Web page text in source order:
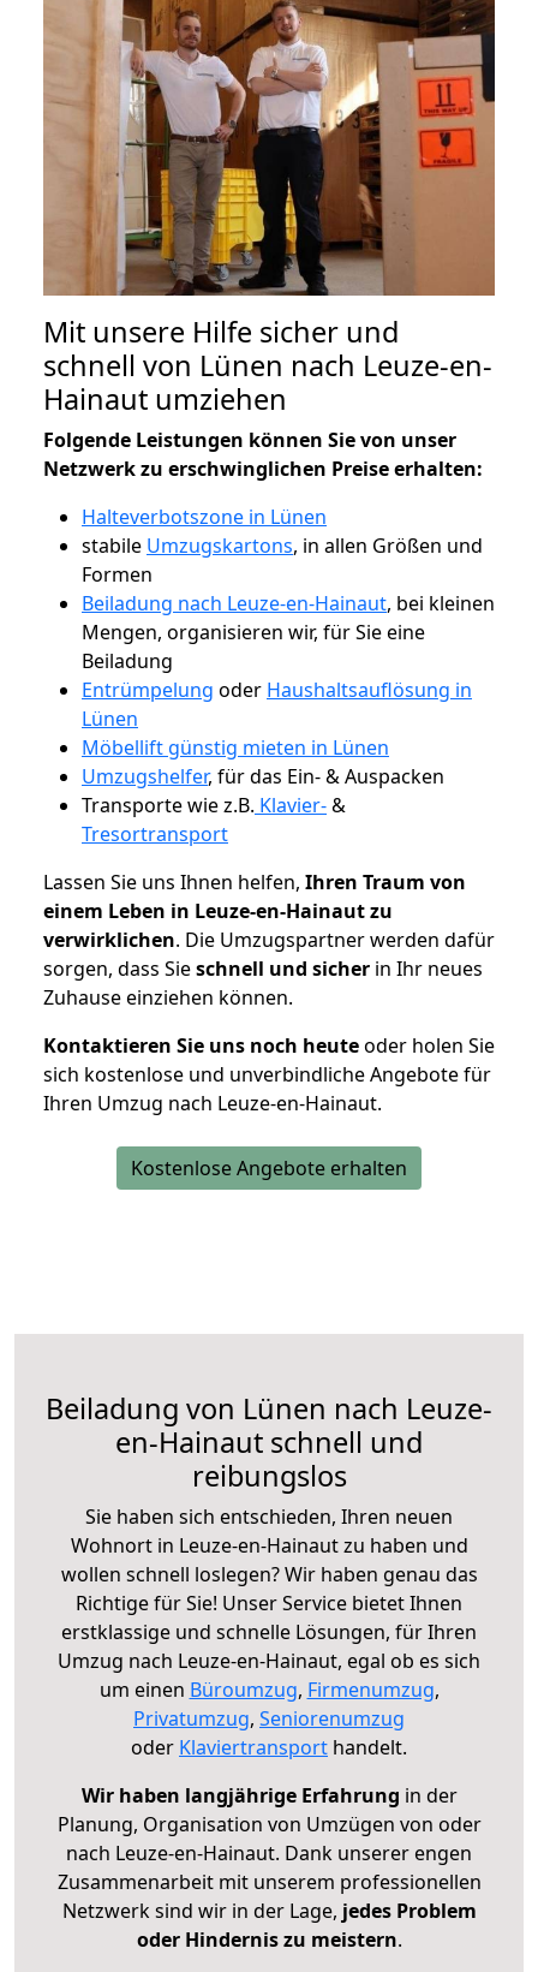
Mit unsere Hilfe sicher und
schnell von Lünen nach Leuze-en-
Hainaut umziehen
Folgende Leistungen können Sie von unser
Netzwerk zu erschwinglichen Preise erhalten:
Halteverbotszone in Lünen
stabile Umzugskartons, in allen Größen und
Formen
Beiladung nach Leuze-en-Hainaut, bei kleinen
Mengen, organisieren wir, für Sie eine
Beiladung
Entrümpelung oder Haushaltsauflösung in
Lünen
Möbellift günstig mieten in Lünen
Umzugshelfer, für das Ein- & Auspacken
Transporte wie z.B. Klavier-&
Tresortransport
Lassen Sie uns Ihnen helfen, Ihren Traum von
einem Leben in Leuze-en-Hainaut zu
verwirklichen. Die Umzugspartner werden dafür
sorgen, dass Sieschnell und sicher in Ihr neues
Zuhause einziehen können.
Kontaktieren Sie uns noch heuteoder holen Sie
sich kostenlose und unverbindliche Angebote für
Ihren Umzug nach Leuze-en-Hainaut.
Kostenlose Angebote erhalten
Beiladung von Lünen nach Leuze-
en-Hainaut schnell und
reibungslos
Sie haben sich entschieden, Ihren neuen
Wohnort in Leuze-en-Hainaut zu haben und
wollen schnell loslegen? Wir haben genau das
Richtige für Sie! Unser Service bietet Ihnen
erstklassige und schnelle Lösungen, für Ihren
Umzug nach Leuze-en-Hainaut, egal ob es sich
um einen Büroumzug, Firmenumzug,
Privatumzug, Seniorenumzug
oder Klaviertransport handelt.
Wir haben langjährige Erfahrung in der
Planung, Organisation von Umzügen von oder
nach Leuze-en-Hainaut. Dank unserer engen
Zusammenarbeit mit unserem professionellen
Netzwerk sind wir in der Lage, jedes Problem
oder Hindernis zu meistern.